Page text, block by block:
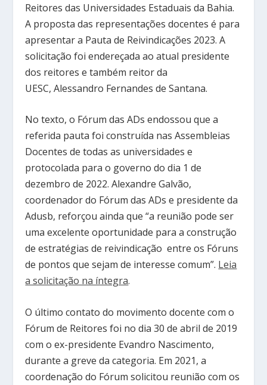
Reitores das Universidades Estaduais da Bahia.
A proposta das representações docentes é para
apresentar a Pauta de Reivindicações 2023. A
solicitação foi endereçada ao atual presidente
dos reitores e também reitor da
UESC, Alessandro Fernandes de Santana.
No texto, o Fórum das ADs endossou que a
referida pauta foi construída nas Assembleias
Docentes de todas as universidades e
protocolada para o governo do dia 1 de
dezembro de 2022. Alexandre Galvão,
coordenador do Fórum das ADs e presidente da
Adusb, reforçou ainda que “a reunião pode ser
uma excelente oportunidade para a construção
de estratégias de reivindicação entre os Fóruns
de pontos que sejam de interesse comum”. Leia
a solicitação na íntegra.
O último contato do movimento docente com o
Fórum de Reitores foi no dia 30 de abril de 2019
com o ex-presidente Evandro Nascimento,
durante a greve da categoria. Em 2021, a
coordenação do Fórum solicitou reunião com os